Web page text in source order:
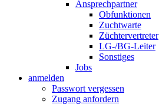
Ansprechpartner
Obfunktionen
Zuchtwarte
Züchtervertreter
LG-/BG-Leiter
Sonstiges
Jobs
anmelden
Passwort vergessen
Zugang anfordern